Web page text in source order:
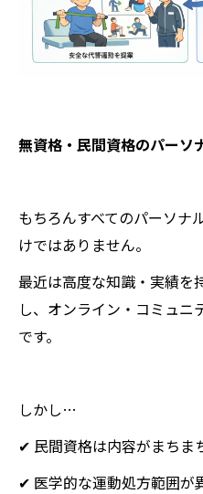
無資格・民間資格のパーソ
もちろんすべてのパーソナ
けではありません。
最近は高度な知識・実績を
し、オンライン・コミュニ
です。
しかし…
✔ 民間資格は内容がまちま
✔ 医学的な運動処方範囲が